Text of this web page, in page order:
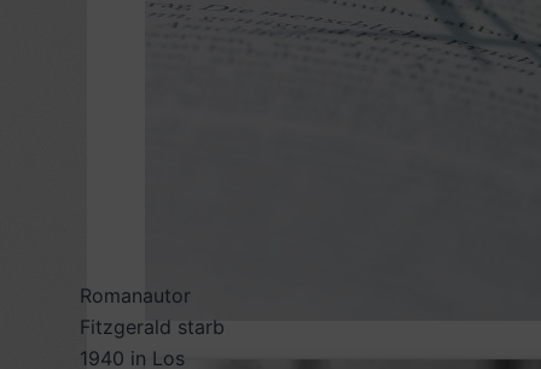
Romanautor
Fitzgerald starb
1940 in Los